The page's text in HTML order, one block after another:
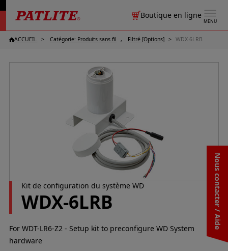
MENU
Boutique en ligne
Nous contacter / Aide
ACCUEIL Catégorie: Produits sans fil Filtré [Options] WDX-6LRB
Kit de configuration du système WD
WDX-6LRB
For WDT-LR6-Z2 - Setup kit to preconfigure WD System
hardware